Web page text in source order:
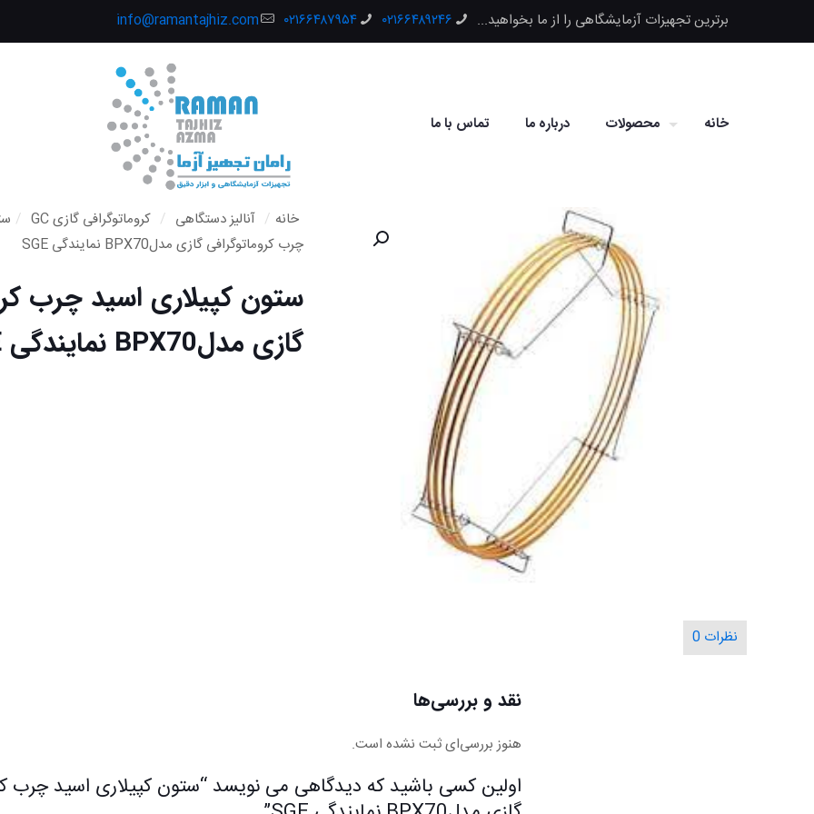
برترین تجهیزات آزمایشگاهی را از ما بخواهید... ۰۲۱۶۶۴۸۹۲۴۶ ۰۲۱۶۶۴۸۷۹۵۴ info@ramantajhiz.com
خانه محصولات درباره ما تماس با ما
خانه / آنالیز دستگاهی / کروماتوگرافی گازی GC /
چرب کروماتوگرافی گازی مدلBPX70 نمایندگی SGE
ستون کپیلاری اسید چرب
گازی مدلBPX70 نمایندگی SGE
نظرات 0
نقد و بررسی‌ها
هنوز بررسی‌ای ثبت نشده است.
اولین کسی باشید که دیدگاهی می نویسد “ستون کپیلاری اسید چرب